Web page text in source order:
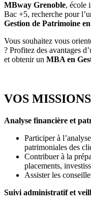
MBway Grenoble, école
Bac +5, recherche pour
Gestion de Patrimoine
Vous souhaitez vous
? Profitez des avantages
et obtenir un MBA en
VOS
Analyse financière et
Participer à
patrimoniales des
Contribuer à la
placements,
Assister les
Suivi administratif et